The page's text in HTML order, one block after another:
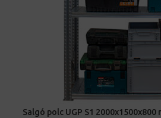
Salgó polc UGP S1